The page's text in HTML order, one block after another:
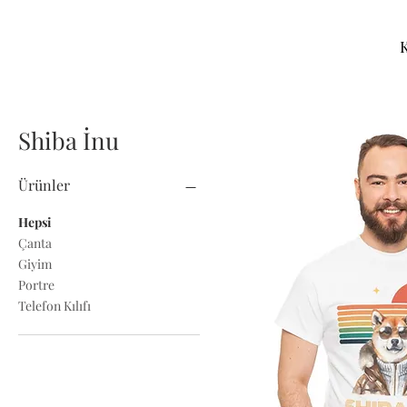
Shiba İnu
Ürünler
Hepsi
Çanta
Giyim
Portre
Telefon Kılıfı